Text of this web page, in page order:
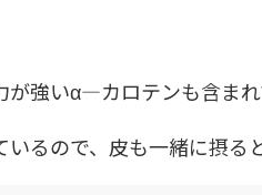
強いα―カロテンも含まれ
るので、皮も一緒に摂る